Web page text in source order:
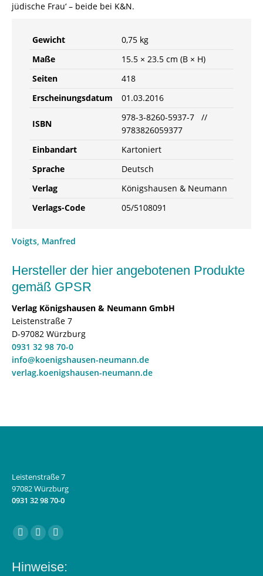
jüdische Frau‘ – beide bei K&N.
Gewicht
0,75 kg
Maße
15.5 × 23.5 cm (B × H)
Seiten
418
Erscheinungsdatum
01.03.2016
ISBN
978-3-8260-5937-7 //
9783826059377
Einbandart
Kartoniert
Sprache
Deutsch
Verlag
Königshausen & Neumann
Verlags-Code
05/5108091
Voigts, Manfred
Hersteller der hier angebotenen Produkte
gemäß GPSR
Verlag Königshausen & Neumann GmbH
Leistenstraße 7
D-97082 Würzburg
0931 32 98 70-0
info@koenigshausen-neumann.de
verlag.koenigshausen-neumann.de
Leistenstraße 7
97082 Würzburg
0931 32 98 70-0
Finden Sie uns auf:
Facebook
opens
Instagram
opens
E-
page
Hinweise: